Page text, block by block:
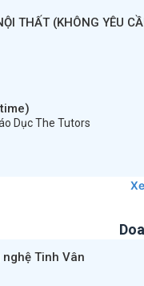
THẤT (KHÔNG YÊU
Dục The Tutors
Tinh Vân